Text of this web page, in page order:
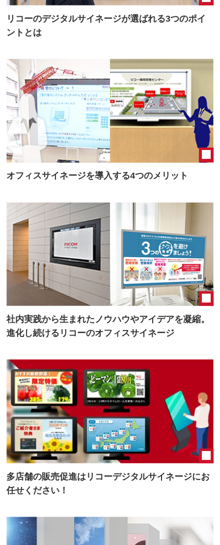
リコーのデジタルサイネージが選ばれる3つのポイ
ントとは
オフィスサイネージを導入する4つのメリット
社内実践から生まれたノウハウやアイデアを凝縮。
進化し続けるリコーのオフィスサイネージ
多店舗の販売促進はリコーデジタルサイネージにお
任せください！